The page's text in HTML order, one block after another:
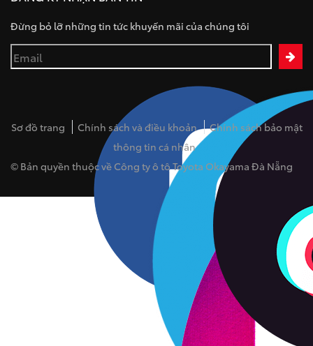
Đừng bỏ lỡ những tin tức khuyến mãi của chúng tôi
Sơ đồ trang Chính sách và điều khoản
Chính sách bảo mật
thông tin cá nhân
© Bản quyền thuộc về Công ty ô tô Toyota Okayama Đà Nẵng